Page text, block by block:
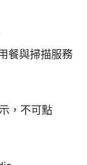
餐與掃描服務
，不可點